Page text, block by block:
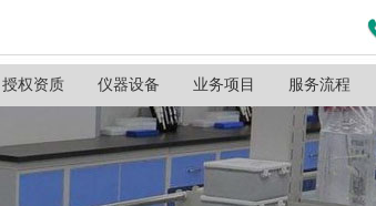
授权资质 仪器设备 业务项目 服务流程